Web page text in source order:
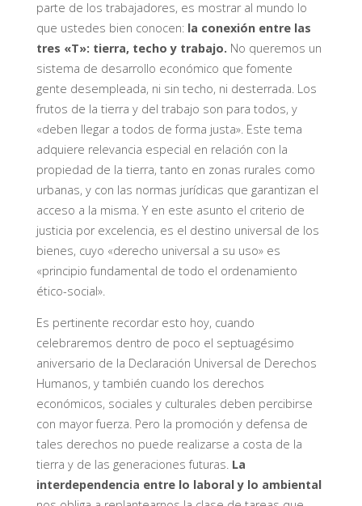
parte de los trabajadores, es mostrar al mundo lo
que ustedes bien conocen: la conexión entre las
tres «T»: tierra, techo y trabajo. No queremos un
sistema de desarrollo económico que fomente
gente desempleada, ni sin techo, ni desterrada. Los
frutos de la tierra y del trabajo son para todos, y
«deben llegar a todos de forma justa». Este tema
adquiere relevancia especial en relación con la
propiedad de la tierra, tanto en zonas rurales como
urbanas, y con las normas jurídicas que garantizan el
acceso a la misma. Y en este asunto el criterio de
justicia por excelencia, es el destino universal de los
bienes, cuyo «derecho universal a su uso» es
«principio fundamental de todo el ordenamiento
ético-social».
Es pertinente recordar esto hoy, cuando
celebraremos dentro de poco el septuagésimo
aniversario de la Declaración Universal de Derechos
Humanos, y también cuando los derechos
económicos, sociales y culturales deben percibirse
con mayor fuerza. Pero la promoción y defensa de
tales derechos no puede realizarse a costa de la
tierra y de las generaciones futuras. La
interdependencia entre lo laboral y lo ambiental